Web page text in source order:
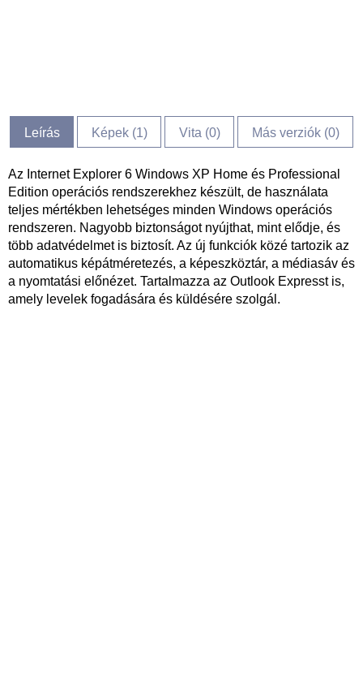
Leírás Képek (1) Vita (0) Más verziók (0)
Az Internet Explorer 6 Windows XP Home és Professional
Edition operációs rendszerekhez készült, de használata
teljes mértékben lehetséges minden Windows operációs
rendszeren. Nagyobb biztonságot nyújthat, mint elődje, és
több adatvédelmet is biztosít. Az új funkciók közé tartozik az
automatikus képátméretezés, a képeszköztár, a médiasáv és
a nyomtatási előnézet. Tartalmazza az Outlook Expresst is,
amely levelek fogadására és küldésére szolgál.